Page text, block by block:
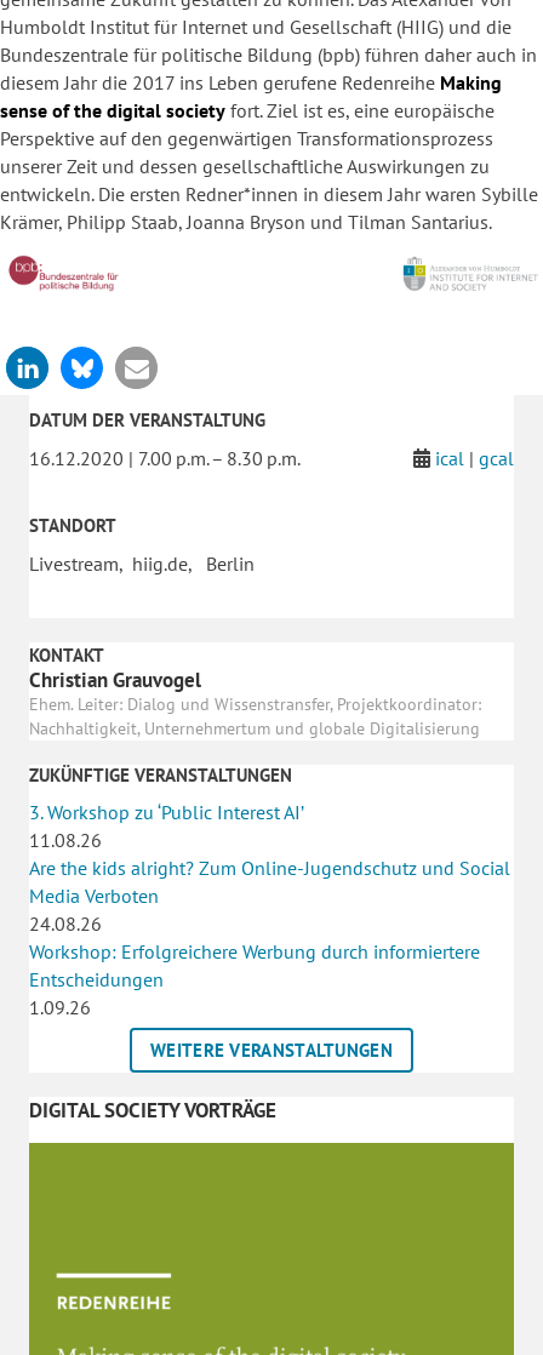
Humboldt Institut für Internet und Gesellschaft (HIIG) und die
Bundeszentrale für politische Bildung (bpb) führen daher auch in
diesem Jahr die 2017 ins Leben gerufene Redenreihe Making
sense of the digital society fort. Ziel ist es, eine europäische
Perspektive auf den gegenwärtigen Transformationsprozess
unserer Zeit und dessen gesellschaftliche Auswirkungen zu
entwickeln. Die ersten Redner*innen in diesem Jahr waren Sybille
Krämer, Philipp Staab, Joanna Bryson und Tilman Santarius.
DATUM DER VERANSTALTUNG
16.12.2020 | 7.00 p.m. – 8.30 p.m. ical | gcal
STANDORT
Livestream, hiig.de, Berlin
KONTAKT
Christian Grauvogel
Ehem. Leiter: Dialog und Wissenstransfer, Projektkoordinator:
Nachhaltigkeit, Unternehmertum und globale Digitalisierung
ZUKÜNFTIGE VERANSTALTUNGEN
3. Workshop zu ‘Public Interest AI’
11.08.26
Are the kids alright? Zum Online-Jugendschutz und Social
Media Verboten
24.08.26
Workshop: Erfolgreichere Werbung durch informiertere
Entscheidungen
1.09.26
WEITERE VERANSTALTUNGEN
DIGITAL SOCIETY VORTRÄGE